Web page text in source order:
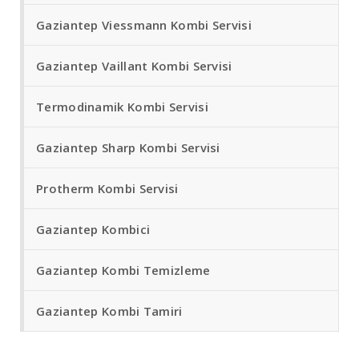
Gaziantep Viessmann Kombi Servisi
Gaziantep Vaillant Kombi Servisi
Termodinamik Kombi Servisi
Gaziantep Sharp Kombi Servisi
Protherm Kombi Servisi
Gaziantep Kombici
Gaziantep Kombi Temizleme
Gaziantep Kombi Tamiri